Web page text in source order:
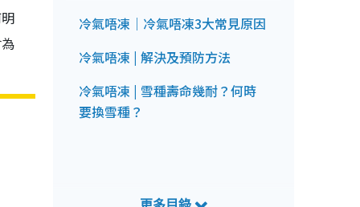
冷氣唔凍｜冷氣唔凍3大常見原因
冷氣唔凍 | 解決及預防方法
冷氣唔凍 | 雪種壽命幾耐？何時
要換雪種？